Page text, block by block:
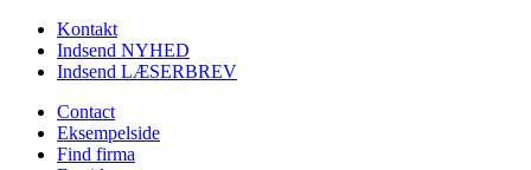
Kontakt
Indsend NYHED
Indsend LÆSERBREV
Contact
Eksempelside
Find firma